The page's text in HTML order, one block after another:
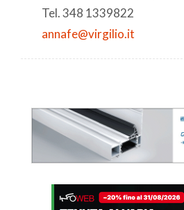
Tel. 348 1339822
annafe@virgilio.it